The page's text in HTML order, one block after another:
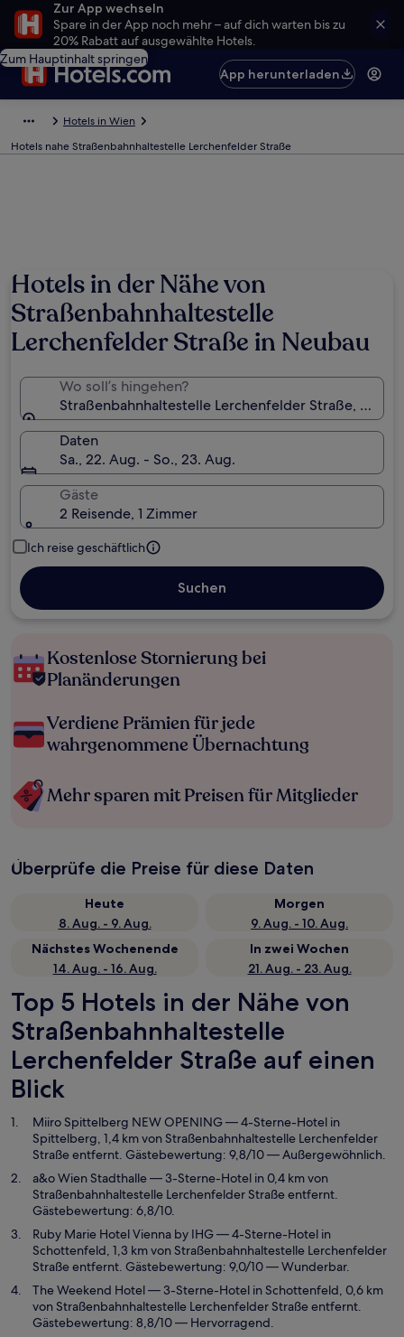
Zur App wechseln
Spare in der App noch mehr – auf dich warten bis zu
20% Rabatt auf ausgewählte Hotels.
Zum Hauptinhalt springen
App herunterladen
Hotels in Wien
Hotels nahe Straßenbahnhaltestelle Lerchenfelder Straße
Hotels in der Nähe von
Straßenbahnhaltestelle
Lerchenfelder Straße in Neubau
Wo soll’s hingehen?
Straßenbahnhaltestelle Lerchenfelder Straße, Wien,
Daten
Sa., 22. Aug. - So., 23. Aug.
Gäste
2 Reisende, 1 Zimmer
Ich reise geschäftlich
Suchen
Kostenlose Stornierung bei
Planänderungen
Verdiene Prämien für jede
wahrgenommene Übernachtung
Mehr sparen mit Preisen für Mitglieder
Überprüfe die Preise für diese Daten
Heute
8. Aug. - 9. Aug.
Morgen
9. Aug. - 10. Aug.
Nächstes Wochenende
14. Aug. - 16. Aug.
In zwei Wochen
21. Aug. - 23. Aug.
Top 5 Hotels in der Nähe von
Straßenbahnhaltestelle
Lerchenfelder Straße auf einen
Blick
Miiro Spittelberg NEW OPENING— 4-Sterne-Hotel in
Spittelberg, 1,4 km von Straßenbahnhaltestelle Lerchenfelder
Straße entfernt. Gästebewertung: 9,8/10 — Außergewöhnlich.
a&o Wien Stadthalle— 3-Sterne-Hotel in 0,4 km von
Straßenbahnhaltestelle Lerchenfelder Straße entfernt.
Gästebewertung: 6,8/10.
Ruby Marie Hotel Vienna by IHG— 4-Sterne-Hotel in
Schottenfeld, 1,3 km von Straßenbahnhaltestelle Lerchenfelder
Straße entfernt. Gästebewertung: 9,0/10 — Wunderbar.
The Weekend Hotel— 3-Sterne-Hotel in Schottenfeld, 0,6 km
von Straßenbahnhaltestelle Lerchenfelder Straße entfernt.
Gästebewertung: 8,8/10 — Hervorragend.